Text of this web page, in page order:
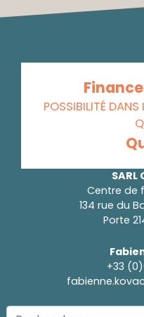
POSSIBILITÉ DANS
Centre de
134 rue du
Porte
+33